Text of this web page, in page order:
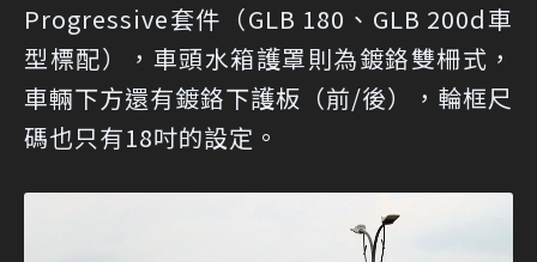
Progressive套件（GLB 180、GLB 200d車
型標配），車頭水箱護罩則為鍍鉻雙柵式，
車輛下方還有鍍鉻下護板（前/後），輪框尺
碼也只有18吋的設定。